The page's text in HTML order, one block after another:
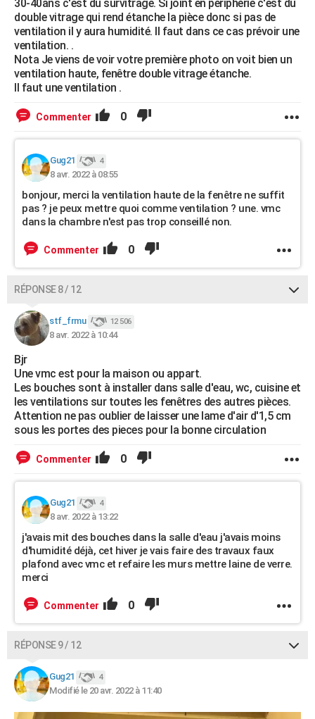
30-40ans c'est du survitrage. Si joint en périphérie c'est du
double vitrage qui rend étanche la pièce donc si pas de
ventilation il y aura humidité. Il faut dans ce cas prévoir une
ventilation. .
Nota Je viens de voir votre première photo on voit bien un
ventilation haute, fenêtre double vitrage étanche.
Il faut une ventilation .
Commenter 0
Gug21 4
8 avr. 2022 à 08:55
bonjour, merci la ventilation haute de la fenêtre ne suffit
pas ? je peux mettre quoi comme ventilation ? une. vmc
dans la chambre n'est pas trop conseillé non.
Commenter 0
RÉPONSE 8 / 12
stf_frmu 12 506
8 avr. 2022 à 10:44
Bjr
Une vmc est pour la maison ou appart.
Les bouches sont à installer dans salle d'eau, wc, cuisine et
les ventilations sur toutes les fenêtres des autres pièces.
Attention ne pas oublier de laisser une lame d'air d'1,5 cm
sous les portes des pieces pour la bonne circulation
Commenter 0
Gug21 4
8 avr. 2022 à 13:22
j'avais mit des bouches dans la salle d'eau j'avais moins
d'humidité déjà, cet hiver je vais faire des travaux faux
plafond avec vmc et refaire les murs mettre laine de verre.
merci
Commenter 0
RÉPONSE 9 / 12
Gug21 4
Modifié le 20 avr. 2022 à 11:40